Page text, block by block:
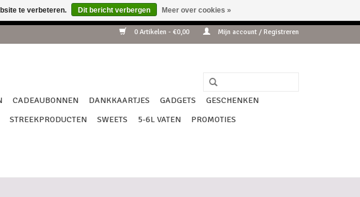
0 Artikelen - €0,00 Mijn account / Registreren
CADEAUBONNEN DANKKAARTJES GADGETS
GESCHENKEN
STREEKPRODUCTEN SWEETS 5-6L VATEN
PROMOTIES
te verbeteren. Dit bericht verbergen Meer over cookies »
je wel voor het begrip !!!